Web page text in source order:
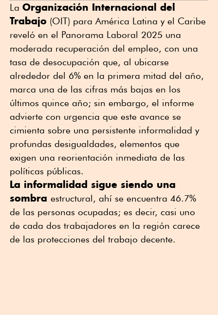
La Organización Internacional del
Trabajo (OIT) para América Latina y el Caribe
reveló en el Panorama Laboral 2025 una
moderada recuperación del empleo, con una
tasa de desocupación que, al ubicarse
alrededor del 6% en la primera mitad del año,
marca una de las cifras más bajas en los
últimos quince año; sin embargo, el informe
advierte con urgencia que este avance se
cimienta sobre una persistente informalidad y
profundas desigualdades, elementos que
exigen una reorientación inmediata de las
políticas públicas.
La informalidad sigue siendo una
sombra estructural, ahí se encuentra 46.7%
de las personas ocupadas; es decir, casi uno
de cada dos trabajadores en la región carece
de las protecciones del trabajo decente.